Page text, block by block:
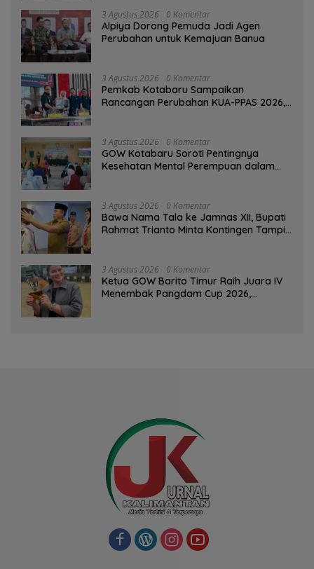
3 Agustus 2026 0 Komentar
‎Alpiya Dorong Pemuda Jadi Agen
Perubahan untuk Kemajuan Banua ‎
3 Agustus 2026 0 Komentar
Pemkab Kotabaru Sampaikan
Rancangan Perubahan KUA-PPAS 2026,
3 Agustus 2026 0 Komentar
GOW Kotabaru Soroti Pentingnya
Kesehatan Mental Perempuan dalam
3 Agustus 2026 0 Komentar
Bawa Nama Tala ke Jamnas XII, Bupati
Rahmat Trianto Minta Kontingen Tampil
3 Agustus 2026 0 Komentar
Ketua GOW Barito Timur Raih Juara IV
Menembak Pangdam Cup 2026,